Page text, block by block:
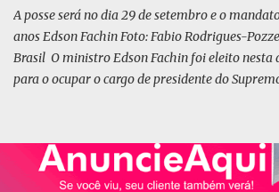
volatilidade cambial quanto pela estabilidade
atrelada à TONA”, explica. O deputado Gustavo
contra o projeto de l...
A posse será no dia 29 de setembro e o
anos Edson Fachin Foto: Fabio Rodrigues-
Brasil O ministro Edson Fachin foi eleito nesta
para o ocupar o cargo de presidente do
votação foi feita de forma simbólica pelo
Atualmente, Fachin é o vice-presidente e, pelo
antiguidade, deve assumir o cargo. Conforme